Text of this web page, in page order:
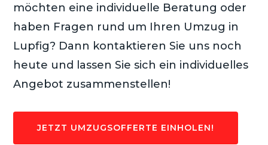
möchten eine individuelle Beratung oder
haben Fragen rund um Ihren Umzug in
Lupfig? Dann kontaktieren Sie uns noch
heute und lassen Sie sich ein individuelles
Angebot zusammenstellen!
JETZT UMZUGSOFFERTE EINHOLEN!